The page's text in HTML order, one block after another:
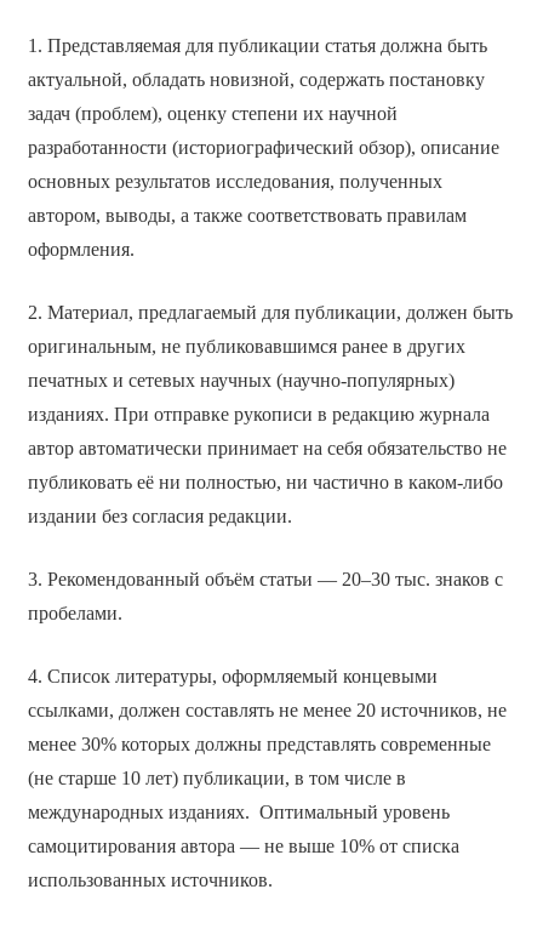
1. Представляемая для публикации статья должна быть
актуальной, обладать новизной, содержать постановку
задач (проблем), оценку степени их научной
разработанности (историографический обзор), описание
основных результатов исследования, полученных
автором, выводы, а также соответствовать правилам
оформления.
2. Материал, предлагаемый для публикации, должен быть
оригинальным, не публиковавшимся ранее в других
печатных и сетевых научных (научно-популярных)
изданиях. При отправке рукописи в редакцию журнала
автор автоматически принимает на себя обязательство не
публиковать её ни полностью, ни частично в каком-либо
издании без согласия редакции.
3. Рекомендованный объём статьи — 20–30 тыс. знаков с
пробелами.
4. Список литературы, оформляемый концевыми
ссылками, должен составлять не менее 20 источников, не
менее 30% которых должны представлять современные
(не старше 10 лет) публикации, в том числе в
международных изданиях. Оптимальный уровень
самоцитирования автора — не выше 10% от списка
использованных источников.